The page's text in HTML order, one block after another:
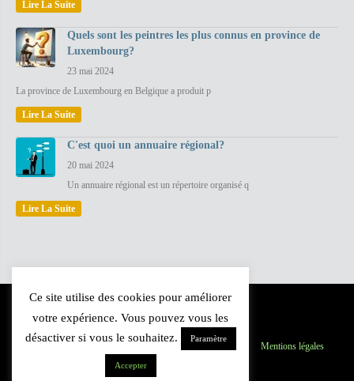
Lire La Suite
Quels sont les peintres les plus connus en province de
Luxembourg?
23 mai 2024
La province de Luxembourg en Belgique a produit p
Lire La Suite
C'est quoi un annuaire régional?
20 mai 2024
Un annuaire régional est un répertoire organisé q
Lire La Suite
Mentions légales
Ce site utilise des cookies pour améliorer
votre expérience. Vous pouvez vous les
désactiver si vous le souhaitez.
Paramètre
Accepter